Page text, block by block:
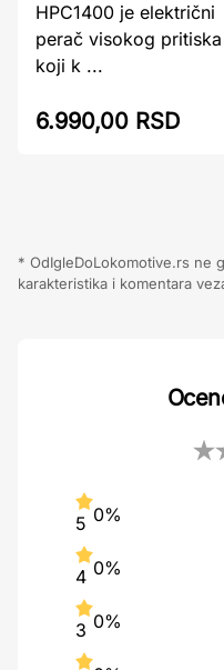
HPC1400 je električni
perač visokog pritiska
koji k ...
6.990,00 RSD
* OdIgleDoLokomotive.rs ne
karakteristika i komentara
5 0%
4 0%
3 0%